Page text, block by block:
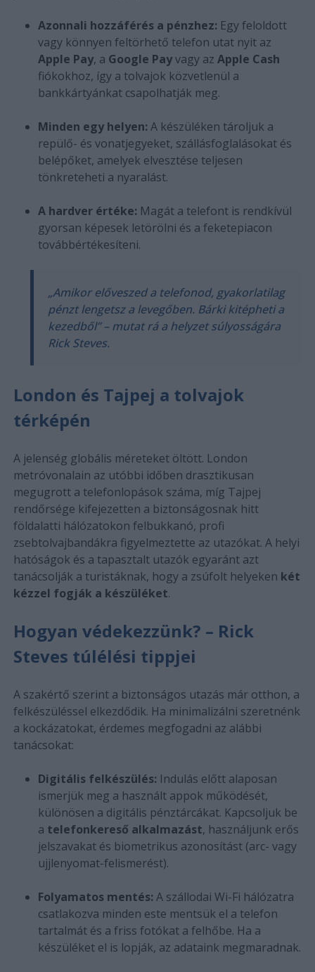
Azonnali hozzáférés a pénzhez: Egy feloldott
vagy könnyen feltörhető telefon utat nyit az
Apple Pay, a Google Payvagy az Apple Cash
fiókokhoz, így a tolvajok közvetlenül a
bankkártyánkat csapolhatják meg.
Minden egy helyen: A készüléken tároljuk a
repülő- és vonatjegyeket, szállásfoglalásokat és
belépőket, amelyek elvesztése teljesen
tönkreteheti a nyaralást.
A hardver értéke: Magát a telefont is rendkívül
gyorsan képesek letörölni és a feketepiacon
továbbértékesíteni.
„Amikor előveszed a telefonod, gyakorlatilag
pénzt lengetsz a levegőben. Bárki kitépheti a
kezedből” – mutat rá a helyzet súlyosságára
Rick Steves.
London és Tajpej a tolvajok
térképén
A jelenség globális méreteket öltött. London
metróvonalain az utóbbi időben drasztikusan
megugrott a telefonlopások száma, míg Tajpej
rendőrsége kifejezetten a biztonságosnak hitt
földalatti hálózatokon felbukkanó, profi
zsebtolvajbandákra figyelmeztette az utazókat. A helyi
hatóságok és a tapasztalt utazók egyaránt azt
tanácsolják a turistáknak, hogy a zsúfolt helyeken két
kézzel fogják a készüléket.
Hogyan védekezzünk? – Rick
Steves túlélési tippjei
A szakértő szerint a biztonságos utazás már otthon, a
felkészüléssel elkezdődik. Ha minimalizálni szeretnénk
a kockázatokat, érdemes megfogadni az alábbi
tanácsokat:
Digitális felkészülés: Indulás előtt alaposan
ismerjük meg a használt appok működését,
különösen a digitális pénztárcákat. Kapcsoljuk be
a telefonkereső alkalmazást, használjunk erős
jelszavakat és biometrikus azonosítást (arc- vagy
ujjlenyomat-felismerést).
Folyamatos mentés: A szállodai Wi-Fi hálózatra
csatlakozva minden este mentsük el a telefon
tartalmát és a friss fotókat a felhőbe. Ha a
készüléket el is lopják, az adataink megmaradnak.